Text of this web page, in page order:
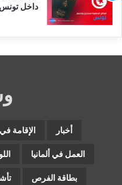
داخل
أخبار الإقامة في
العمل في ألمانيا
بطاقة الفرص